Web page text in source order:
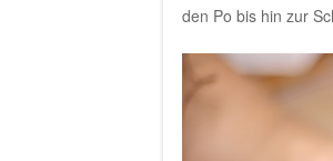
den Po bis hin zur